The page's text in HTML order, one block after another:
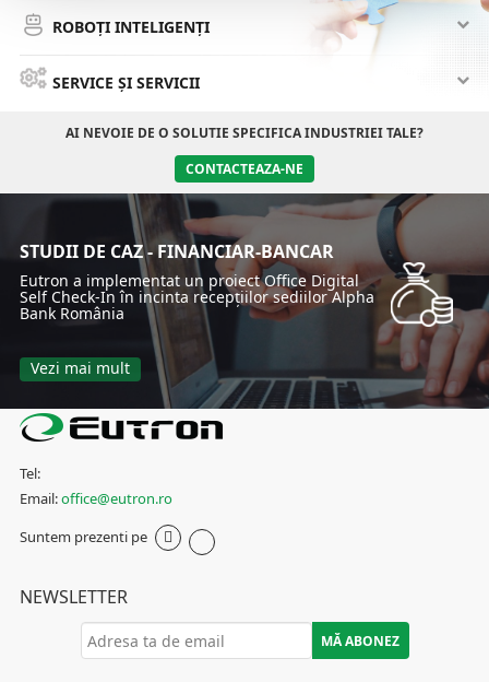
ROBOȚI INTELIGENȚI
SERVICE ȘI SERVICII
AI NEVOIE DE O SOLUTIE SPECIFICA INDUSTRIEI TALE?
CONTACTEAZA-NE
STUDII DE CAZ - FINANCIAR-BANCAR
Eutron a implementat un proiect Office Digital
Self Check-In în incinta recepțiilor sediilor Alpha
Bank România
Vezi mai mult
Tel:
Email:office@eutron.ro
Suntem prezenti pe
NEWSLETTER